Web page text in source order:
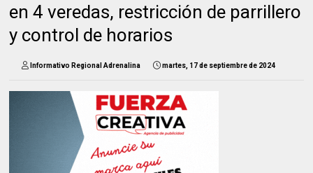
en 4 veredas, restricción de parrillero
y control de horarios
Informativo Regional Adrenalina martes, 17 de septiembre de 2024